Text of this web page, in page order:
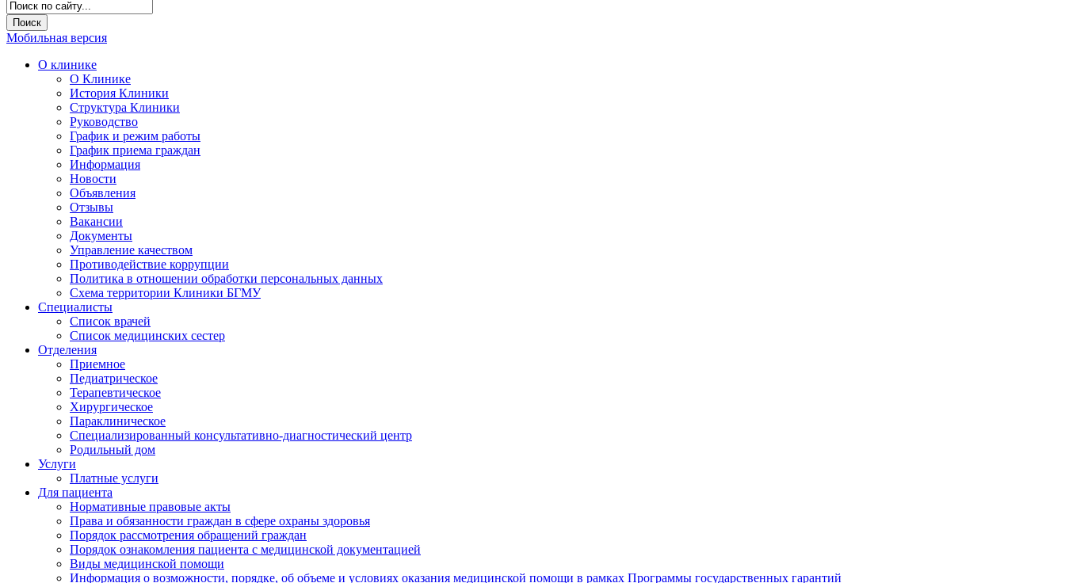
Мобильная версия
О клинике
О Клинике
История Клиники
Структура Клиники
Руководство
График и режим работы
График приема граждан
Информация
Новости
Объявления
Отзывы
Вакансии
Документы
Управление качеством
Противодействие коррупции
Политика в отношении обработки персональных данных
Схема территории Клиники БГМУ
Специалисты
Список врачей
Список медицинских сестер
Отделения
Приемное
Педиатрическое
Терапевтическое
Хирургическое
Параклиническое
Специализированный консультативно-диагностический центр
Родильный дом
Услуги
Платные услуги
Для пациента
Нормативные правовые акты
Права и обязанности граждан в сфере охраны здоровья
Порядок рассмотрения обращений граждан
Порядок ознакомления пациента с медицинской документацией
Виды медицинской помощи
Информация о возможности, порядке, об объеме и условиях оказания медицинской помощи в рамках Программы государственных гарантий